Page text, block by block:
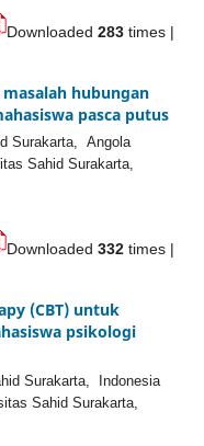
Downloaded283 times |
hubungan
pasca putus
Surakarta, Angola
Sahid Surakarta,
Downloaded332 times |
(CBT) untuk
psikologi
Surakarta, Indonesia
Sahid Surakarta,